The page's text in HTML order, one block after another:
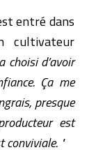
entré dans
cultivateur
choisi d’avoir
Ça me
presque
est
conviviale. "